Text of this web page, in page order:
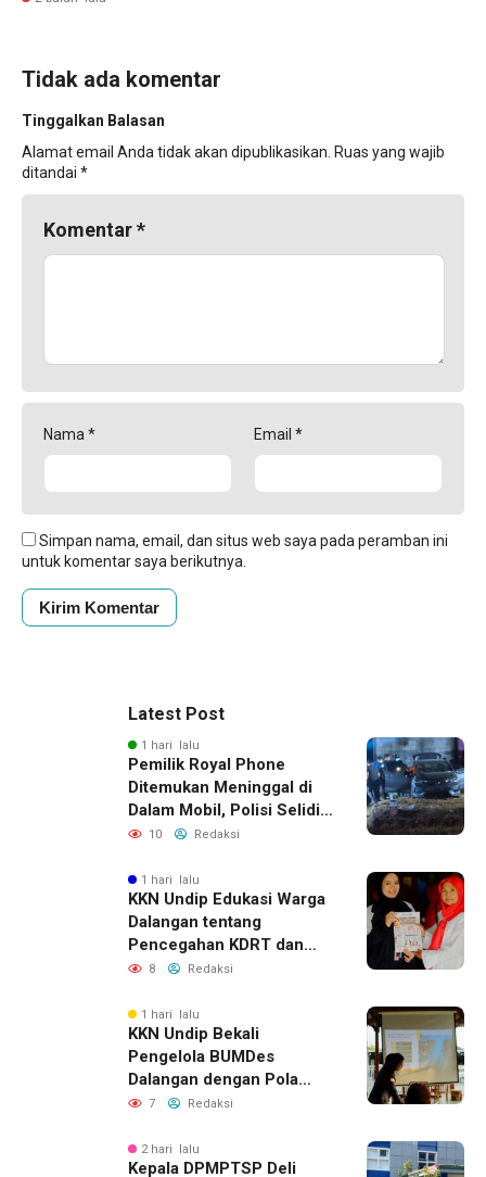
Tidak ada komentar
Tinggalkan Balasan
Alamat email Anda tidak akan dipublikasikan. Ruas yang wajib
ditandai *
Komentar*
Nama * Email *
Simpan nama, email, dan situs web saya pada peramban ini
untuk komentar saya berikutnya.
Latest Post
1 hari lalu
Pemilik Royal Phone
Ditemukan Meninggal di
Dalam Mobil, Polisi Selidiki
Dugaan Keterkaitan
10 Redaksi
1 hari lalu
KKN Undip Edukasi Warga
Dalangan tentang
Pencegahan KDRT dan
Komunikasi Keluarga
8 Redaksi
1 hari lalu
KKN Undip Bekali
Pengelola BUMDes
Dalangan dengan Pola
Pikir Inovatif
7 Redaksi
2 hari lalu
Kepala DPMPTSP Deli